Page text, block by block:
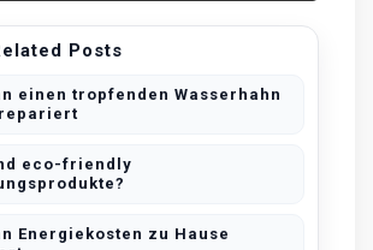
Posts
einen tropfenden Wasserhahn
eco-friendly
Energiekosten zu Hause